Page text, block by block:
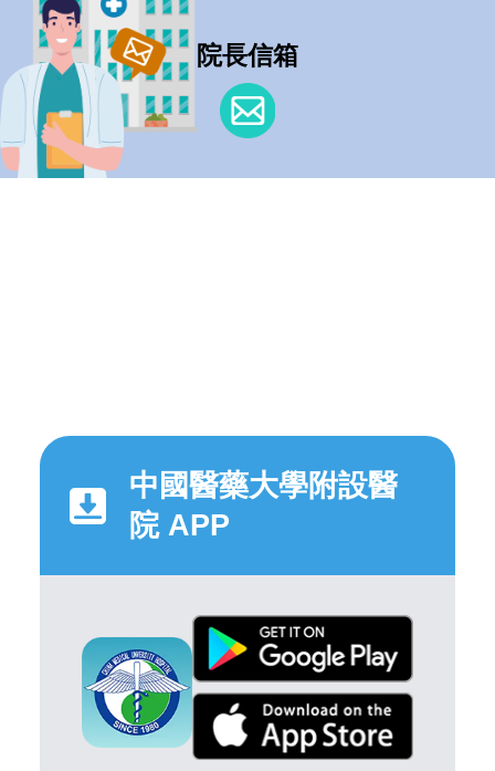
院長信箱
中國醫藥大學附設醫
院 APP